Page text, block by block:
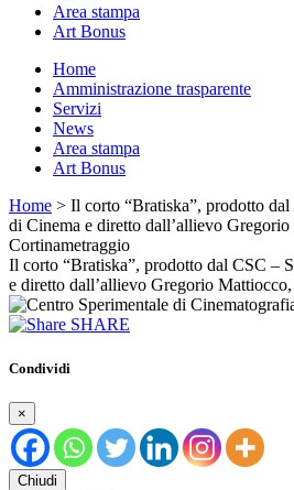
Area stampa
Art Bonus
Home
Amministrazione trasparente
Servizi
News
Area stampa
Art Bonus
Home > Il corto “Bratiska”, prodotto
di Cinema e diretto dall’allievo
Cortinametraggio
Il corto “Bratiska”, prodotto dal CSC –
e diretto dall’allievo Gregorio
SHARE
Condividi
×
Chiudi